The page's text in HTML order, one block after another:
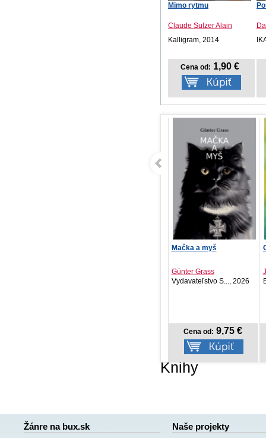
Mimo rytmu
Claude Sulzer Alain
Kalligram, 2014
Cena od: 1,90 €
Mačka a myš
Günter Grass
Vydavateľstvo S..., 2026
Cena od:9,75 €
Knihy
Žánre na bux.sk Naše projekty